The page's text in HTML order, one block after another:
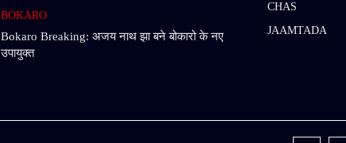
BOKARO
Bokaro Breaking: अजय नाथ झा बने बोकारो के नए
उपायुक्त
CHAS
JAAMTADA